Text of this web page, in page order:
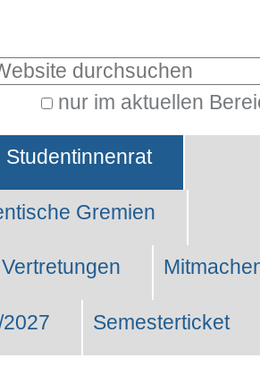
nur im aktuellen
Studentinnenrat
Gremien
Semesterticket